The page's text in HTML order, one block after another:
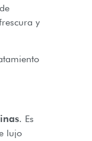
y
. Es
lujo